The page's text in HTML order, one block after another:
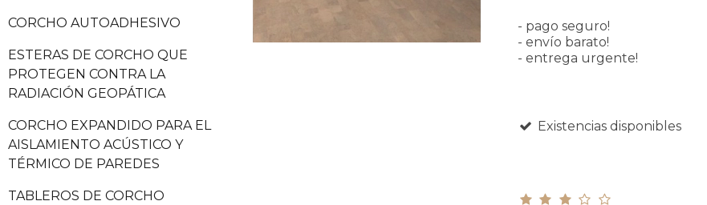
CORCHO AUTOADHESIVO
ESTERAS DE CORCHO QUE
PROTEGEN CONTRA LA
RADIACIÓN GEOPÁTICA
CORCHO EXPANDIDO PARA EL
AISLAMIENTO ACÚSTICO Y
TÉRMICO DE PAREDES
TABLEROS DE CORCHO
- pago seguro!
- envío barato!
- entrega urgente!
Existencias disponibles